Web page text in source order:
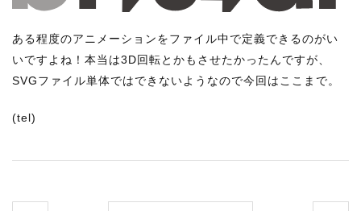
ある程度のアニメーションをファイル中で定義できるのがい
いですよね！本当は3D回転とかもさせたかったんですが、
SVGファイル単体ではできないようなので今回はここまで。
(tel)